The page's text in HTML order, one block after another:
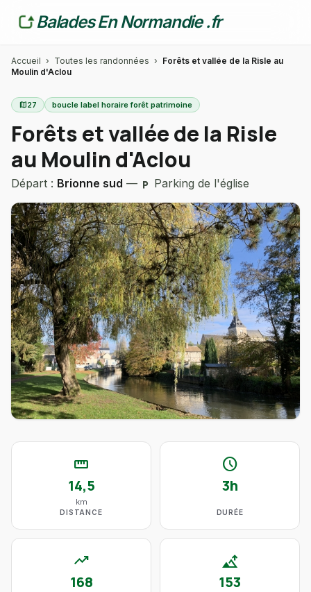
Balades En Normandie .fr
Accueil › Toutes les randonnées › Forêts et vallée de la Risle au
Moulin d'Aclou
map27 boucle label horaire forêt patrimoine
Forêts et vallée de la Risle
au Moulin d'Aclou
Départ : Brionne sud — local_parking Parking de l'église
straighten
14,5
km
DISTANCE
schedule
3h
DURÉE
trending_up
168
altitude
153